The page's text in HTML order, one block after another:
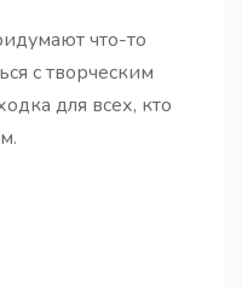
понимания резюме
идею, но
что-то
с творческим
для всех, кто